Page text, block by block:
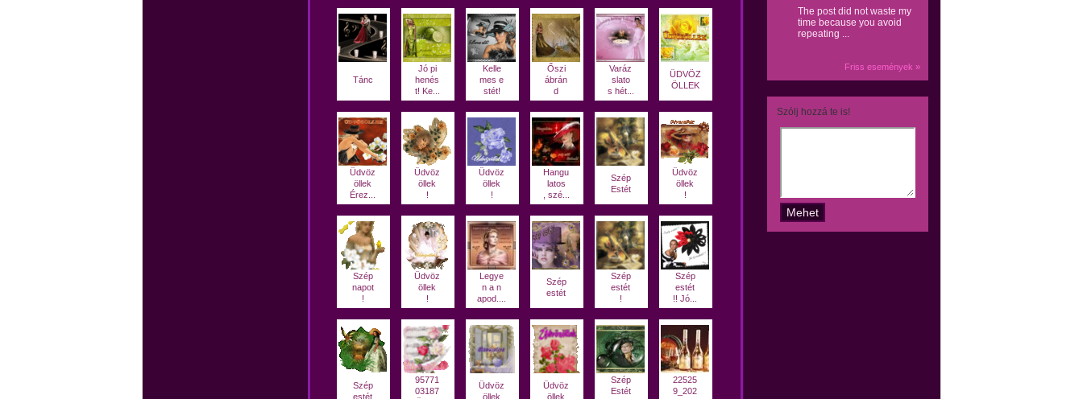
Tánc
Jó pi
henés
t! Ke...
Kelle
mes e
stét!
Őszi
ábrán
d
Varáz
slato
s hét...
ÜDVÖZ
ÖLLEK
Üdvöz
öllek
Érez...
Üdvöz
öllek
!
Üdvöz
öllek
!
Hangu
latos
, szé...
Szép
Estét
Üdvöz
öllek
!
Szép
napot
!
Üdvöz
öllek
!
Legye
n a n
apod....
Szép
estét
Szép
estét
!
Szép
estét
!! Jó...
Szép
estét
95771
03187
Üdvöz
öllek
Üdvöz
öllek
Szép
Estét
22525
9_202
The post did not waste my
time because you avoid
repeating ...
Friss események »
Szólj hozzá te is!